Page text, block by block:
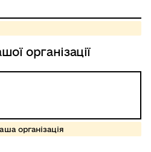
організації
організація